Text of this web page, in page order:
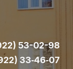
53-02-98
33‑46‑07